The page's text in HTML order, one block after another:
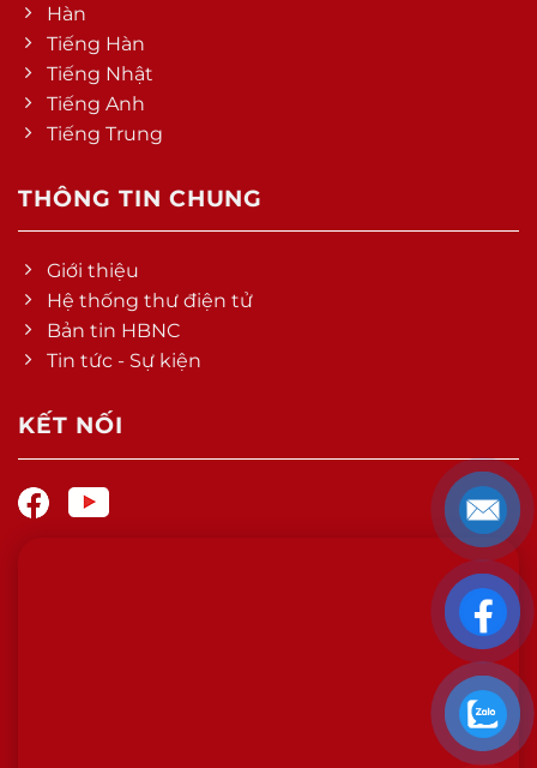
Hàn
Tiếng Hàn
Tiếng Nhật
Tiếng Anh
Tiếng Trung
THÔNG TIN CHUNG
Giới thiệu
Hệ thống thư điện tử
Bản tin HBNC
Tin tức - Sự kiện
KẾT NỐI